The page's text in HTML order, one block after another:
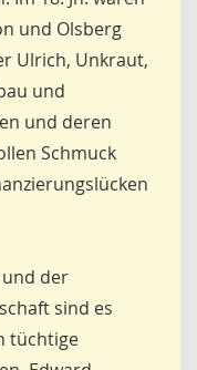
und Olsberg
Ulrich, Unkraut,
und
und deren
Schmuck
der
sind es
tüchtige